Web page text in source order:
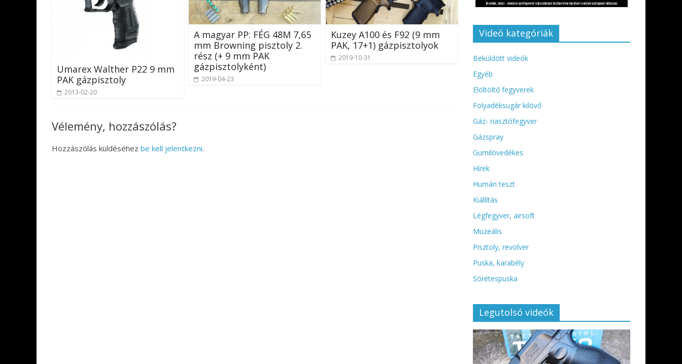
Umarex Walther P22 9 mm
PAK gázpisztoly
2013-02-20
A magyar PP: FÉG 48M 7,65
mm Browning pisztoly 2.
rész (+ 9 mm PAK
gázpisztolyként)
2019-04-23
Kuzey A100 és F92 (9 mm
PAK, 17+1) gázpisztolyok
2019-10-31
Vélemény, hozzászólás?
Hozzászólás küldéséhez be kell jelentkezni.
Videó kategóriák
Beküldött videók
Egyéb
Elöltöltő fegyverek
Folyadéksugár kilövő
Gáz- riasztófegyver
Gázspray
Gumilövedékes
Hírek
Humán teszt
Kiállítás
Légfegyver, airsoft
Muzeális
Pisztoly, revolver
Puska, karabély
Sörétespuska
Legutolsó videók